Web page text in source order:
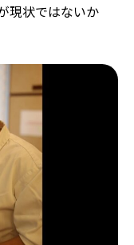
現状ではないか